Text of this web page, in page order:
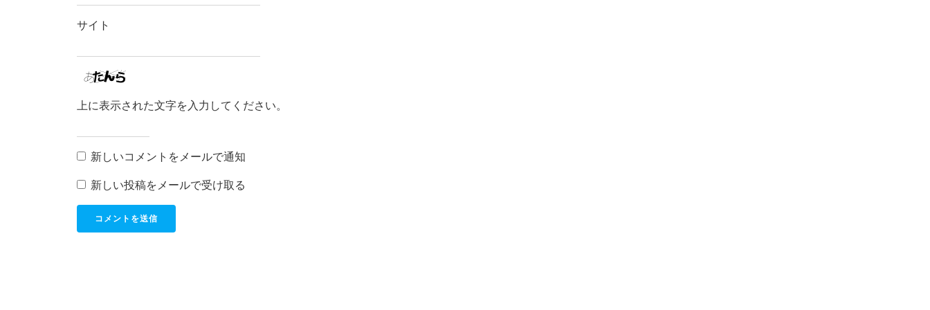
サイト
上に表示された文字を入力してください。
新しいコメントをメールで通知
新しい投稿をメールで受け取る